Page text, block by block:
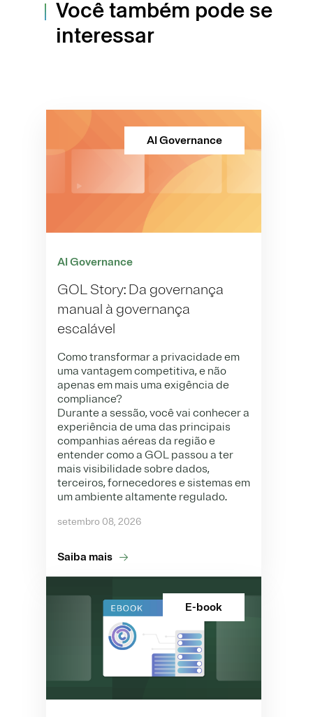
Você também pode se
interessar
AI Governance
AI Governance
GOL Story: Da governança
manual à governança
escalável
Como transformar a privacidade em
uma vantagem competitiva, e não
apenas em mais uma exigência de
compliance?
Durante a sessão, você vai conhecer a
experiência de uma das principais
companhias aéreas da região e
entender como a GOL passou a ter
mais visibilidade sobre dados,
terceiros, fornecedores e sistemas em
um ambiente altamente regulado.
setembro 08, 2026
Saiba mais
E-book